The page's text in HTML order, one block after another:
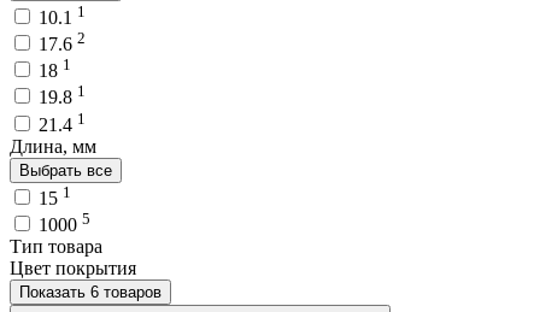
10.1 1
17.6 2
18 1
19.8 1
21.4 1
Длина, мм
Выбрать все
15 1
1000 5
Тип товара
Цвет покрытия
Показать 6 товаров